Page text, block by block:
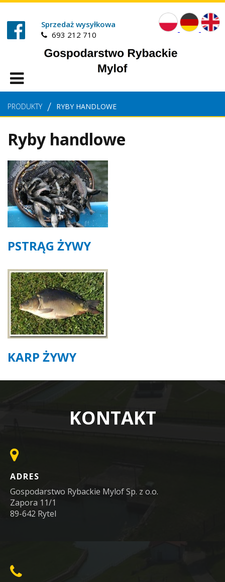
Sprzedaż wysyłkowa
693 212 710
PRODUKTY RYBY HANDLOWE
Ryby handlowe
PSTRĄG ŻYWY
KARP ŻYWY
KONTAKT
ADRES
Gospodarstwo Rybackie Mylof Sp. z o.o.
Zapora 11/1
89-642 Rytel